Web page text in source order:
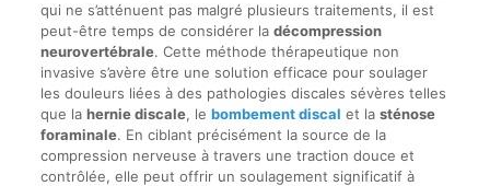
qui ne s’atténuent pas malgré plusieurs traitements, il est
peut-être temps de considérer la décompression
neurovertébrale. Cette méthode thérapeutique non
invasive s’avère être une solution efficace pour soulager
les douleurs liées à des pathologies discales sévères telles
que la hernie discale, le bombement discal et la sténose
foraminale. En ciblant précisément la source de la
compression nerveuse à travers une traction douce et
contrôlée, elle peut offrir un soulagement significatif à